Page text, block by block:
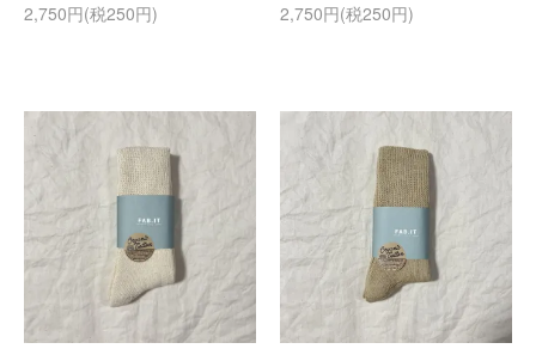
2,750円(税250円)
2,750円(税250円)